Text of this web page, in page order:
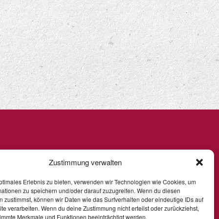
Zustimmung verwalten
Erlebnis zu bieten, verwenden wir Technologien wie Cookies, um
zu speichern und/oder darauf zuzugreifen. Wenn du diesen
zustimmst, können wir Daten wie das Surfverhalten oder eindeutige IDs auf
verarbeiten. Wenn du deine Zustimmung nicht erteilst oder zurückziehst,
Merkmale und Funktionen beeinträchtigt werden.